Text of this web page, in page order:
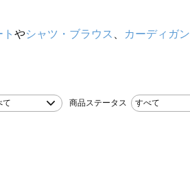
やシャツ・ブラウス カーディガン
て 商品ステータス すべて